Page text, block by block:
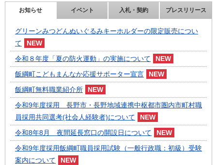
お知らせ イベント 入札・契約 プレスリリース
グリーンみつどんぬいぐるみキーホルダーの限定販売につい
て
令和８年度「夏の防火運動」の実施について
飯綱町こどもまんなか応援サポーター宣言
飯綱町無料職業紹介所
令和9年度採用 長野市・長野地域連携中枢都市圏内市町村職
員採用共同選考(社会人経験者)について
令和8年8月 夜間延長窓口の開設日について
令和9年度採用飯綱町職員採用試験（一般行政職：初級）受験
案内について